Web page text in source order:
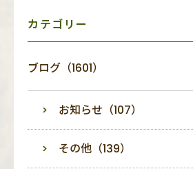
カテゴリー
ブログ（1601）
お知らせ（107）
その他（139）